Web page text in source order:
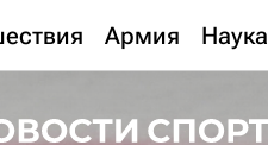
Армия Наука